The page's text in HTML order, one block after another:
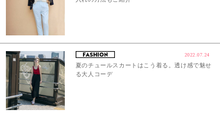
2022.07.24
夏のチュールスカートはこう着る。透け感で魅せ
る大人コーデ